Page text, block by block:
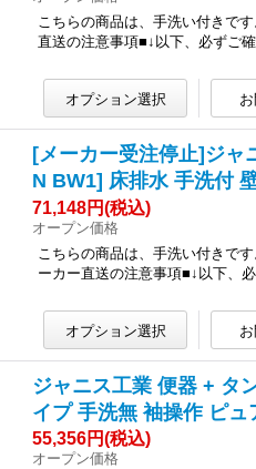
こちらの商品は、手洗い付きで
直送の注意事項■↓以下、必ずご
[メーカー受注停止]ジャ
N BW1] 床排水 手洗付
71,148円(税込)
オープン価格
こちらの商品は、手洗い付きで
ーカー直送の注意事項■↓以下、
ジャニス工業 便器 + タ
イプ 手洗無 袖操作 ピ
55,356円(税込)
オープン価格